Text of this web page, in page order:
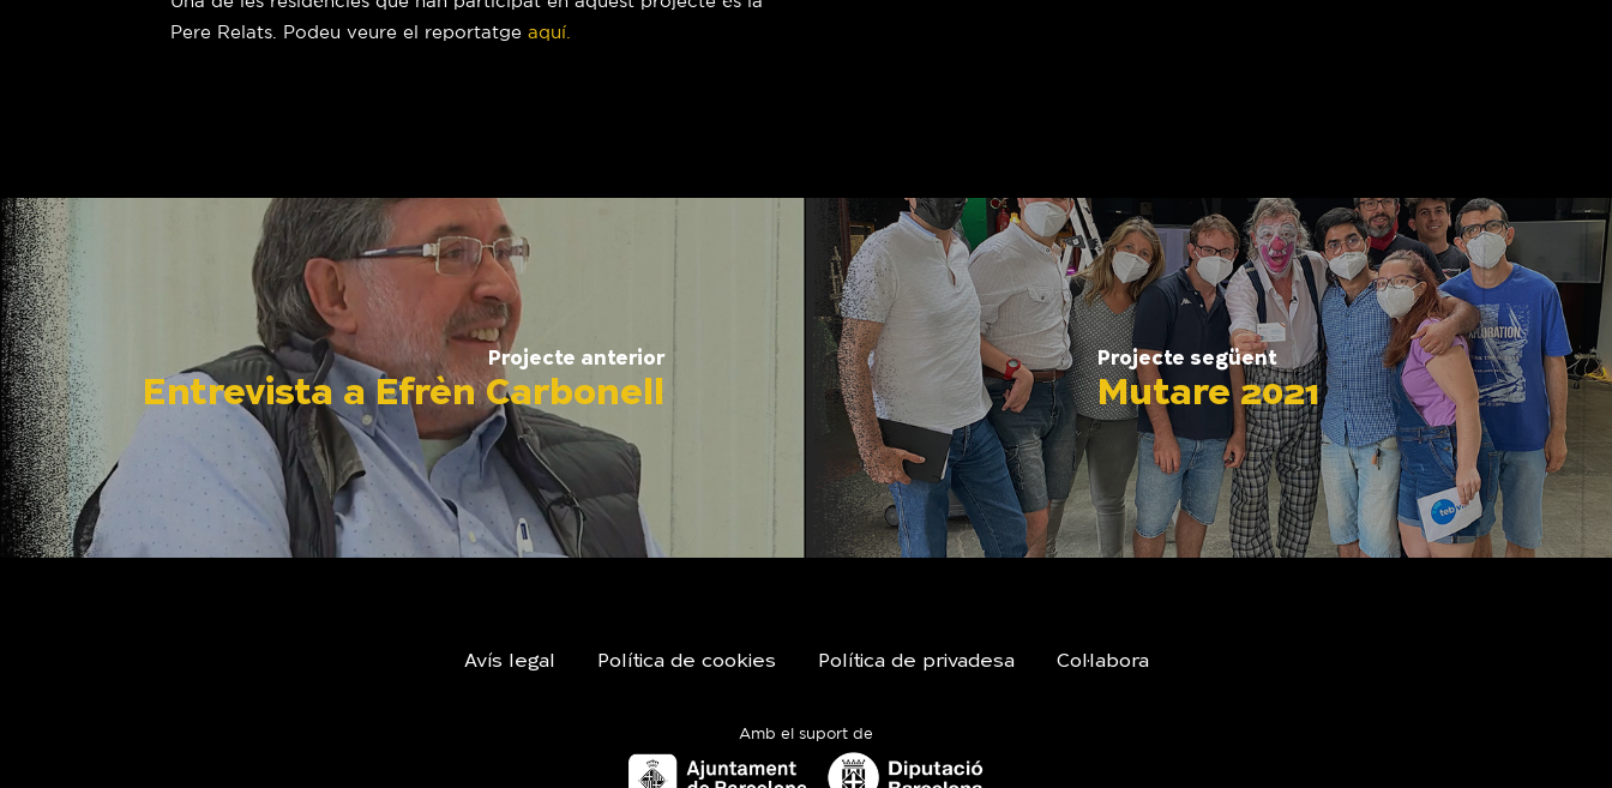
Pere Relats. Podeu veure el reportatge aquí.
Projecte anterior
Entrevista a Efrèn Carbonell
Projecte següent
Mutare 2021
Avís legal Política de cookies Política de privadesa Col·labora
Amb el suport de